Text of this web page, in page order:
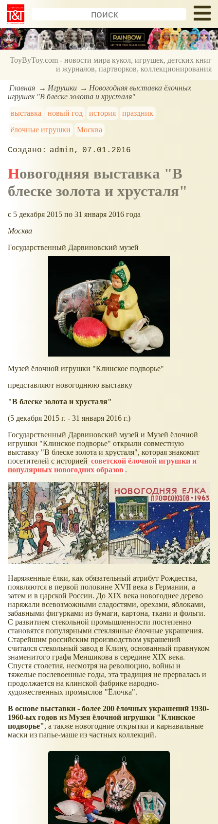
ToyByToy.com - новости мира кукол, игрушек, детских книг
и журналов, партворков, коллекционирования
Главная Игрушки
Новогодняя выставка ёлочных
игрушек "В блеске золота и хрусталя"
выставка
новый год история
праздник
ёлочные игрушки
Москва
admin 07.01.2016
Новогодняя выставка "В
блеске золота и хрусталя"
c 5 декабря 2015 по 31 января 2016 года
Москва
Государственный Дарвиновский музей
Музей ёлочной игрушки "Клинское подворье"
представляют новогоднюю выставку
"В блеске золота и хрусталя"
(5 декабря 2015 г. - 31 января 2016 г.)
Государственный Дарвиновский музей и Музей ёлочной
игрушки "Клинское подворье" открыли совместную
выставку "В блеске золота и хрусталя", которая знакомит
посетителей с историей советской ёлочной игрушки и
популярных новогодних образов .
Наряженные ёлки, как обязательный атрибут Рождества,
появляются в первой половине XVII века в Германии, а
затем и в царской России. До XIX века новогоднее дерево
наряжали всевозможными сладостями, орехами, яблоками,
забавными фигурками из бумаги, картона, ткани и фольги.
С развитием стекольной промышленности постепенно
становятся популярными стеклянные ёлочные украшения.
Старейшим российским производством украшений
считался стекольный завод в Клину, основанный правнуком
знаменитого графа Меншикова в середине XIX века.
Спустя столетия, несмотря на революцию, войны и
тяжелые послевоенные годы, эта традиция не прервалась и
продолжается на клинской фабрике народно-
художественных промыслов "Ёлочка".
В основе выставки - более 200 ёлочных украшений 1930-
1960-ых годов из Музея ёлочной игрушки "Клинское
подворье", а также новогодние открытки и карнавальные
маски из папье-маше из частных коллекций.